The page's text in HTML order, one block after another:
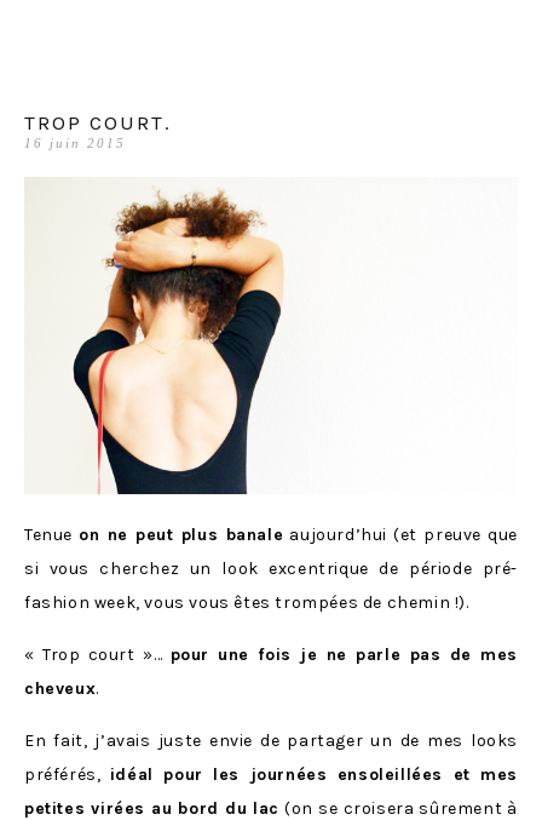
TROP COURT.
16 juin 2015
Tenue on ne peut plus banale aujourd’hui (et preuve que
si vous cherchez un look excentrique de période pré-
fashion week, vous vous êtes trompées de chemin !).
« Trop court »… pour une fois je ne parle pas de mes
cheveux.
En fait, j’avais juste envie de partager un de mes looks
préférés, idéal pour les journées ensoleillées et mes
petites virées au bord du lac (on se croisera sûrement à